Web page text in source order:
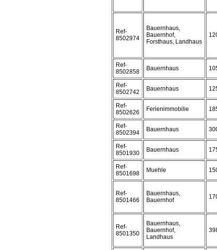
Ref-
8502974
Bauernhaus,
Bauernhof,
Forsthaus, Landhaus
Ref-
8502858
Bauernhaus
Ref-
8502742
Bauernhaus
Ref-
8502626
Ferienimmobilie
Ref-
8502394
Bauernhaus
Ref-
8501930
Bauernhaus
Ref-
8501698
Muehle
Ref-
8501466
Bauernhaus,
Bauernhof
Ref-
8501350
Bauernhaus,
Bauernhof,
Landhaus